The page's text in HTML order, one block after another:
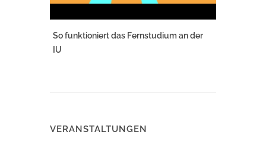
So funktioniert das Fernstudium an der
IU
VERANSTALTUNGEN